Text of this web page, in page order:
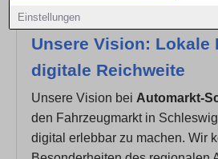
Einstellungen
Unsere Vision: Lokale
digitale Reichweite
Unsere Vision bei Automarkt-
den Fahrzeugmarkt in
digital erlebbar zu machen. Wir